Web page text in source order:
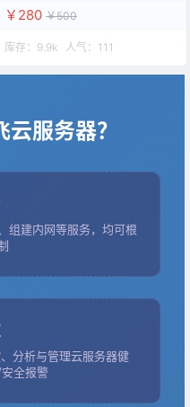
￥280 ￥500
库存： 9.9k 人气： 111
服务器？
组建内网等服务，均可根
分析与管理云服务器健
全报警